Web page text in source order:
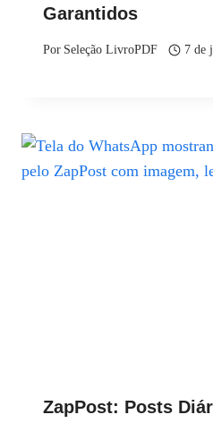
Garantidos
Por Seleção LivroPDF 7 de
ZapPost: Posts